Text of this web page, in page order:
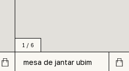
1 / 6
mesa de jantar ubim